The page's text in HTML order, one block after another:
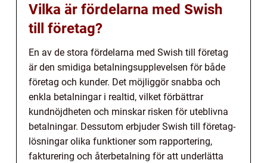
Vilka är fördelarna med Swish
till företag?
En av de stora fördelarna med Swish till företag
är den smidiga betalningsupplevelsen för både
företag och kunder. Det möjliggör snabba och
enkla betalningar i realtid, vilket förbättrar
kundnöjdheten och minskar risken för uteblivna
betalningar. Dessutom erbjuder Swish till företag-
lösningar olika funktioner som rapportering,
fakturering och återbetalning för att underlätta